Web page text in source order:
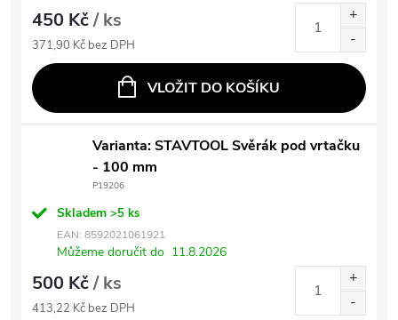
450 Kč/ ks
371,90 Kč bez DPH
VLOŽIT DO KOŠÍKU
Varianta: STAVTOOL Svěrák pod vrtačku
- 100 mm
P19206
Skladem >5 ks
EAN: 8592021061921
Můžeme doručit do 11.8.2026
500 Kč/ ks
413,22 Kč bez DPH